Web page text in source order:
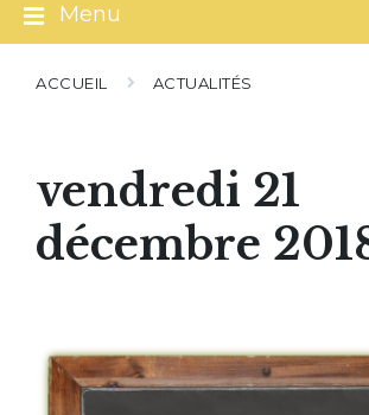
Menu
ACCUEIL ACTUALITÉS
vendredi 21
décembre